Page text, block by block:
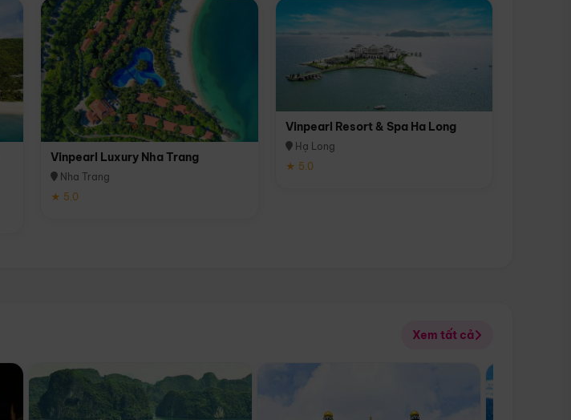
Vinpearl Luxury Nha Trang
Nha Trang
★ 5.0
Vinpearl Resort & Spa Ha Long
Hạ Long
★ 5.0
Xem tất cả